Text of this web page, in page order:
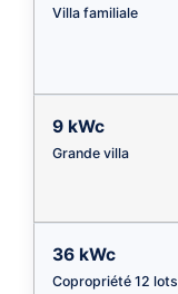
Villa familiale
9 kWc
Grande villa
36 kWc
Copropriété 12 lots